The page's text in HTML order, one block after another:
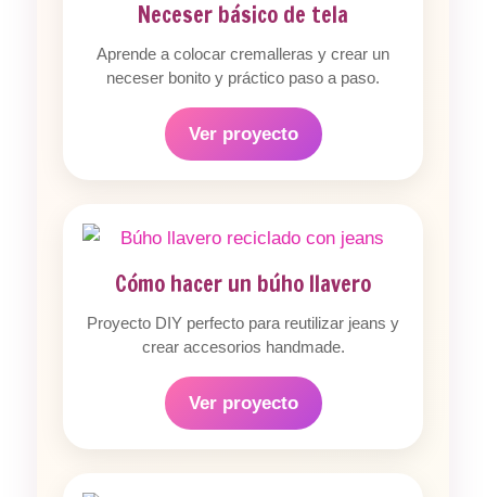
Neceser básico de tela
Aprende a colocar cremalleras y crear un
neceser bonito y práctico paso a paso.
Ver proyecto
Cómo hacer un búho llavero
Proyecto DIY perfecto para reutilizar jeans y
crear accesorios handmade.
Ver proyecto